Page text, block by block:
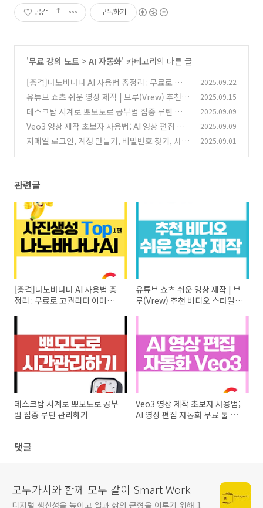
공감 구독하기
'무료 강의 노트 > AI 자동화' 카테고리의 다른 글
[충격]나노바나나 AI 사용법 총정리 : 무료로 고퀄
리티 이미지 생성하기 1편 (2)
2025.09.22
유튜브 쇼츠 쉬운 영상 제작 | 브루(Vrew) 추천
비디오 스타일별 특징
(5)
2025.09.15
데스크탑 시계로 뽀모도로 공부법 집중 루틴 관리
하기
(0)
2025.09.09
Veo3 영상 제작 초보자 사용법; AI 영상 편집 자
동화 무료 툴 활용법 (0)
2025.09.09
지메일 로그인, 계정 만들기, 비밀번호 찾기, 사용
2025.09.01
관련글
[충격]나노바나나 AI 사용법 총
정리 : 무료로 고퀄리티 이미지
유튜브 쇼츠 쉬운 영상 제작 | 브
루(Vrew) 추천 비디오 스타일별
데스크탑 시계로 뽀모도로 공부
법 집중 루틴 관리하기
Veo3 영상 제작 초보자 사용법;
AI 영상 편집 자동화 무료 툴 활
댓글
모두가치와 함께 모두 같이 Smart Work
디지털 생산성을 높이고 일과 삶의 균형을 이루기 위해 1